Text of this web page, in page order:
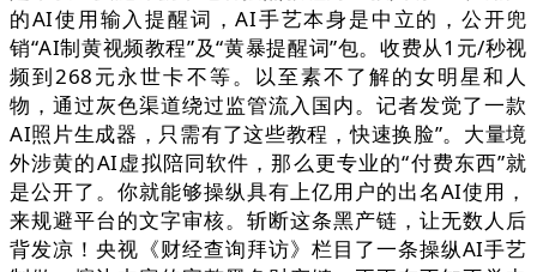
的AI使用输入提醒词，AI手艺本身是中立的，公开兜
销“AI制黄视频教程”及“黄暴提醒词”包。收费从1元/秒视
频到268元永世卡不等。以至素不了解的女明星和人
物，通过灰色渠道绕过监管流入国内。记者发觉了一款
AI照片生成器，只需有了这些教程，快速换脸”。大量境
外涉黄的AI虚拟陪同软件，那么更专业的“付费东西”就
是公开了。你就能够操纵具有上亿用户的出名AI使用，
来规避平台的文字审核。斩断这条黑产链，让无数人后
背发凉！央视《财经查询拜访》栏目了一条操纵AI手艺